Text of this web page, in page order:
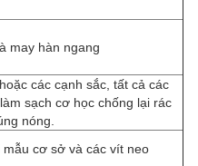
may hàn ngang
các cạnh sắc, tất cả các
sạch cơ học chống lại rác
nóng.
cơ sở và các vít neo